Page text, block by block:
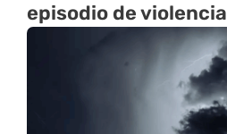
episodio de violencia